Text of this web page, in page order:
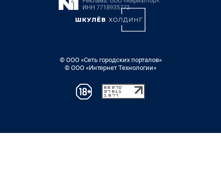
© ООО «Сеть городских порталов»
© ООО «Интернет Технологии»